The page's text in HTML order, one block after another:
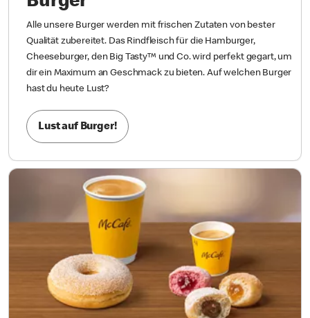
Alle unsere Burger werden mit frischen Zutaten von bester
Qualität zubereitet. Das Rindfleisch für die Hamburger,
Cheeseburger, den Big Tasty™ und Co. wird perfekt gegart, um
dir ein Maximum an Geschmack zu bieten. Auf welchen Burger
hast du heute Lust?
Lust auf Burger!